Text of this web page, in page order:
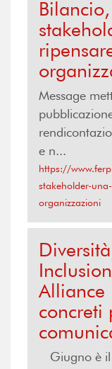
Message
e n...
https://
stakeholder-
organizzazioni
Alliance
concreti
Giugno è il